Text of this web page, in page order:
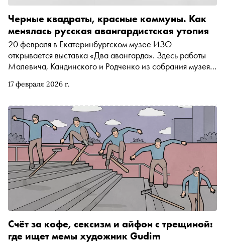
17 февраля 2026 г.
Черные квадраты, красные коммуны. Как
менялась русская авангардистская утопия
20 февраля в Екатеринбургском музее ИЗО
открывается выставка «Два авангарда». Здесь работы
Малевича, Кандинского и Родченко из собрания музея
«неофициальной культуры» из коллекции Антона
Виктором Пивоваровым и многими другими. Кураторы
выставки Ольга Горнунг и Галина Шубина рассказали
«Снобу» о том, чем «второй авангард» отличается от
первого, какие чудовищные метаморфозы произошли в
облике утопического «советского человека», и правда
ли, что авангард умер
Счёт за кофе, сексизм и айфон с трещиной:
где ищет мемы художник Gudim